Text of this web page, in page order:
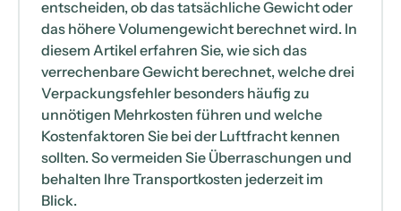
entscheiden, ob das tatsächliche Gewicht oder
das höhere Volumengewicht berechnet wird. In
diesem Artikel erfahren Sie, wie sich das
verrechenbare Gewicht berechnet, welche drei
Verpackungsfehler besonders häufig zu
unnötigen Mehrkosten führen und welche
Kostenfaktoren Sie bei der Luftfracht kennen
sollten. So vermeiden Sie Überraschungen und
behalten Ihre Transportkosten jederzeit im
Blick.